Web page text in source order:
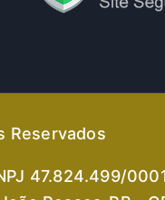
Reservados
47.824.499/